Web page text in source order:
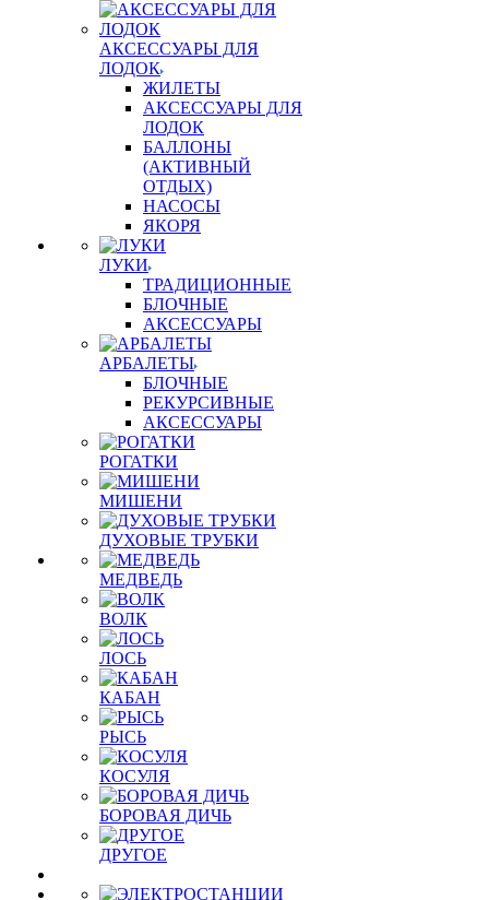
АКСЕССУАРЫ ДЛЯ
ЛОДОК
ЖИЛЕТЫ
АКСЕССУАРЫ ДЛЯ
ЛОДОК
БАЛЛОНЫ
(АКТИВНЫЙ
ОТДЫХ)
НАСОСЫ
ЯКОРЯ
ЛУКИ
ТРАДИЦИОННЫЕ
БЛОЧНЫЕ
АКСЕССУАРЫ
АРБАЛЕТЫ
БЛОЧНЫЕ
РЕКУРСИВНЫЕ
АКСЕССУАРЫ
РОГАТКИ
МИШЕНИ
ДУХОВЫЕ ТРУБКИ
МЕДВЕДЬ
ВОЛК
ЛОСЬ
КАБАН
РЫСЬ
КОСУЛЯ
БОРОВАЯ ДИЧЬ
ДРУГОЕ